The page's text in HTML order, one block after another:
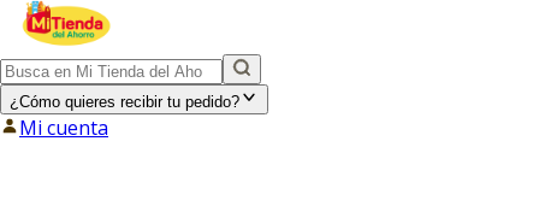
¿Cómo quieres recibir tu pedido?
Mi cuenta